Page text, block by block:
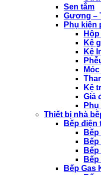
Sen tắm
Gương –
Phụ kiện
Kệ
Kệ
Kệ
Giá
Thiết bị nhà
Bếp điện
Bếp Gas